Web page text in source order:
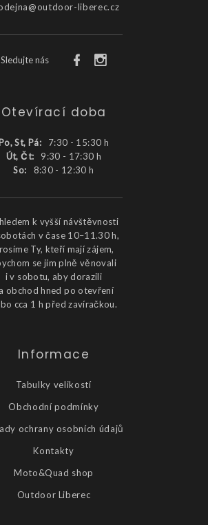
liberec.cz
Sledujte nás
Otevírací doba
Po, St, Pá:
7:30 - 15:30 h
Út, Čt: 9:30 - 17:30 h
So: 8:30 - 12:30 h
k vyšší návštěvnosti
v čase 10–11.30 h,
Ty, kteří mají zájem,
se jim plně věnovali
i v sobotu, aby dorazili
obchod hned po otevření
cca 1 h před zavíračkou.
Informace
Tabulky velikostí
Obchodní podmínky
ochrany osobních údajů
Kontakty
Moto&Quad shop
Outdoor Liberec